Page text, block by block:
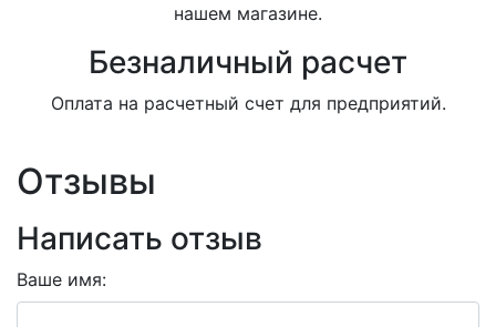
нашем магазине.
Безналичный расчет
Оплата на расчетный счет для предприятий.
Отзывы
Написать отзыв
Ваше имя: